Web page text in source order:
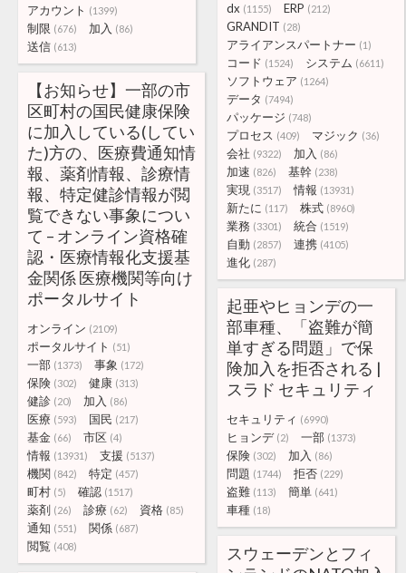
dx (1155) ERP (212)
GRANDIT (28)
アライアンスパートナー (1)
コード (1524) システム (6611)
ソフトウェア (1264)
データ (7494)
パッケージ (748)
プロセス (409) マジック (36)
会社 (9322) 加入 (86)
加速 (826) 基幹 (238)
実現 (3517) 情報 (13931)
新たに (117) 株式 (8960)
業務 (3301) 統合 (1519)
自動 (2857) 連携 (4105)
進化 (287)
アカウント (1399)
制限 (676) 加入 (86)
送信 (613)
【お知らせ】一部の市
区町村の国民健康保険
に加入している(してい
た)方の、医療費通知情
報、薬剤情報、診療情
報、特定健診情報が閲
覧できない事象につい
て – オンライン資格確
認・医療情報化支援基
金関係 医療機関等向け
ポータルサイト
オンライン (2109)
ポータルサイト (51)
一部 (1373) 事象 (172)
保険 (302) 健康 (313)
健診 (20) 加入 (86)
医療 (593) 国民 (217)
基金 (66) 市区 (4)
情報 (13931) 支援 (5137)
機関 (842) 特定 (457)
町村 (5) 確認 (1517)
薬剤 (26) 診療 (62) 資格 (85)
通知 (551) 関係 (687)
閲覧 (408)
起亜やヒョンデの一
部車種、「盗難が簡
単すぎる問題」で保
険加入を拒否される |
スラド セキュリティ
セキュリティ (6990)
ヒョンデ (2) 一部 (1373)
保険 (302) 加入 (86)
問題 (1744) 拒否 (229)
盗難 (113) 簡単 (641)
車種 (18)
スウェーデンとフィ